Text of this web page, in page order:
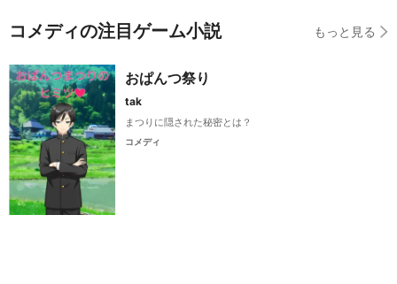
コメディの注目ゲーム小説 もっと見る
おぱんつ祭り
tak
まつりに隠された秘密とは？
コメディ